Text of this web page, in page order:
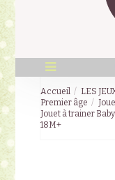
Accueil LES
Premier âge
Jouet à trainer
18M+